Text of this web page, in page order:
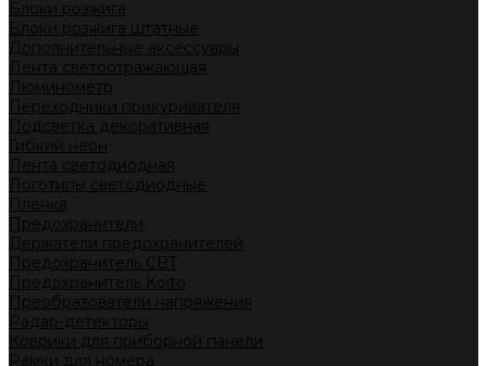
Блоки розжига
Блоки розжига штатные
Дополнительные аксессуары
Лента светоотражающая
Люминометр
Переходники прикуривателя
Подсветка декоративная
Гибкий неон
Лента светодиодная
Логотипы светодиодные
Пленка
Предохранители
Держатели предохранителей
Предохранитель CBT
Предохранитель Koito
Преобразователи напряжения
Радар-детекторы
Коврики для приборной панели
Рамки для номера